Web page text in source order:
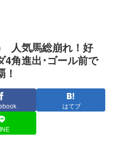
人気馬総崩れ！好
4角進出･ゴール前で
はてブ